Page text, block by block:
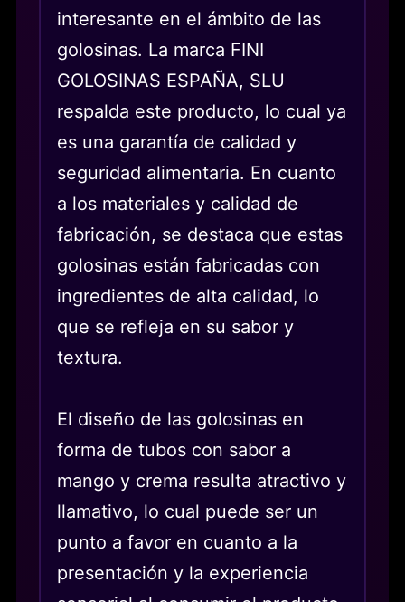
interesante en el ámbito de las
golosinas. La marca FINI
GOLOSINAS ESPAÑA, SLU
respalda este producto, lo cual ya
es una garantía de calidad y
seguridad alimentaria. En cuanto
a los materiales y calidad de
fabricación, se destaca que estas
golosinas están fabricadas con
ingredientes de alta calidad, lo
que se refleja en su sabor y
textura.
El diseño de las golosinas en
forma de tubos con sabor a
mango y crema resulta atractivo y
llamativo, lo cual puede ser un
punto a favor en cuanto a la
presentación y la experiencia